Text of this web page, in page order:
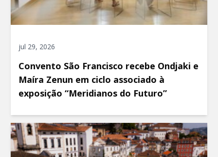
jul 29, 2026
Convento São Francisco recebe Ondjaki e
Maíra Zenun em ciclo associado à
exposição “Meridianos do Futuro”